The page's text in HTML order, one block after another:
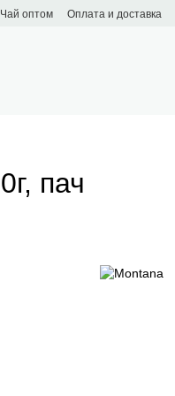
Чай оптом Оплата и доставка
пач